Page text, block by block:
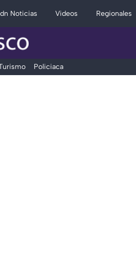
Noticias Videos Regionales
Policiaca